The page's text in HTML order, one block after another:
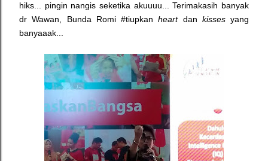
hiks... pingin nangis seketika akuuuu... Terimakasih banyak
dr Wawan, Bunda Romi #tiupkanheartdan kissesyang
banyaaak...